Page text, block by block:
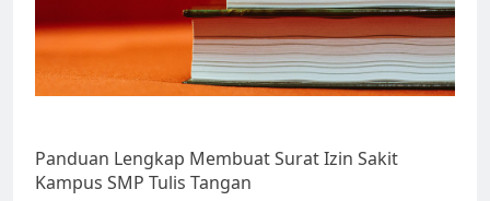
Panduan Lengkap Membuat Surat Izin Sakit
Kampus SMP Tulis Tangan